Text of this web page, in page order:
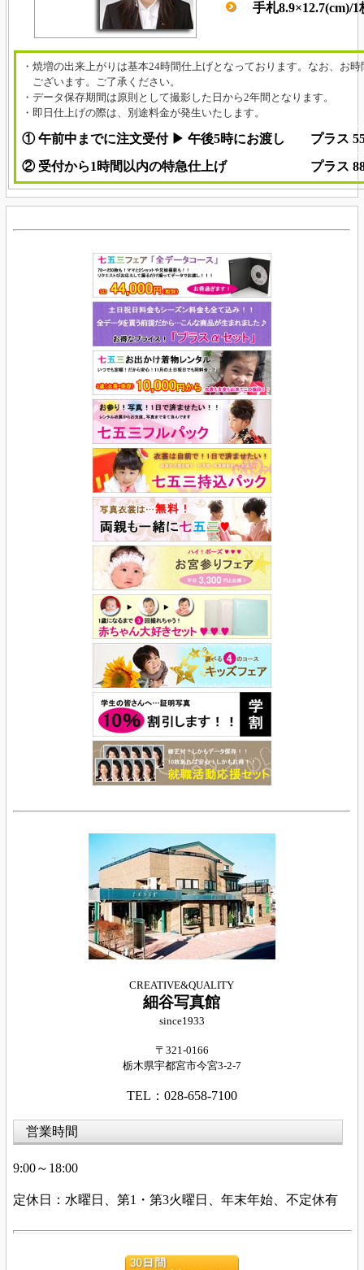
手札8.9×12.7(cm)/1
・焼増の出来上がりは基本24時間仕上げとなっております。なお、お
ございます。 ご了承ください。
・データ保存期間は原則として撮影した日から2年間となります。
・即日仕上げの際は、別途料金が発生いたします。
① 午前中までに注文受付 ▶ 午後5時にお渡し
プラス
② 受付から1時間以内の特急仕上げ
プラス
CREATIVE&QUALITY
細谷写真館
since1933
〒321-0166
栃木県宇都宮市今宮3-2-7
TEL：028-658-7100
営業時間
9:00～18:00
定休日：水曜日、第1・第3火曜日、年末年始、不定休有